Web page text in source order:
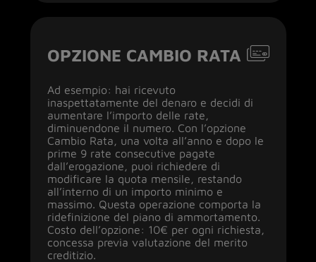
OPZIONE CAMBIO RATA
Ad esempio: hai ricevuto
inaspettatamente del denaro e decidi di
aumentare l’importo delle rate,
diminuendone il numero. Con l’opzione
Cambio Rata, una volta all’anno e dopo le
prime 9 rate consecutive pagate
dall’erogazione, puoi richiedere di
modificare la quota mensile, restando
all’interno di un importo minimo e
massimo. Questa operazione comporta la
ridefinizione del piano di ammortamento.
Costo dell’opzione: 10€ per ogni richiesta,
concessa previa valutazione del merito
creditizio.